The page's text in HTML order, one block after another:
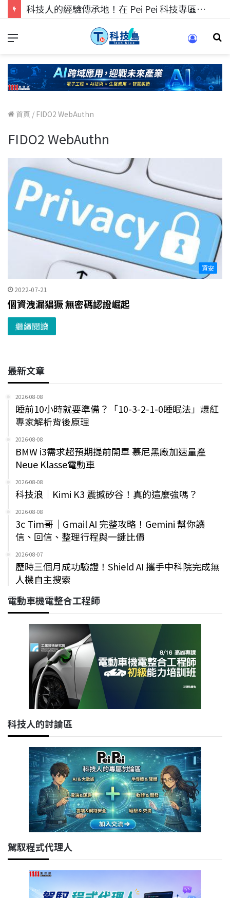
科技人的經驗傳承地！在 Pei Pei 科技專區，與學弟妹交流最硬核的技術
首頁 / FIDO2 WebAuthn
FIDO2 WebAuthn
資安
2022-07-21
個資洩漏猖獗 無密碼認證崛起
繼續閱讀
最新文章
2026-08-08
睡前10小時就要準備？「10-3-2-1-0睡眠法」爆紅
專家解析背後原理
2026-08-08
BMW i3需求超預期提前開單 慕尼黑廠加速量產
Neue Klasse電動車
2026-08-08
科技浪｜Kimi K3 震撼矽谷！真的這麼強嗎？
2026-08-08
3c Tim哥｜Gmail AI 完整攻略！Gemini 幫你讀
信、回信、整理行程與一鍵比價
2026-08-07
歷時三個月成功驗證！Shield AI 攜手中科院完成無
人機自主搜索
電動車機電整合工程師
科技人的討論區
駕馭程式代理人